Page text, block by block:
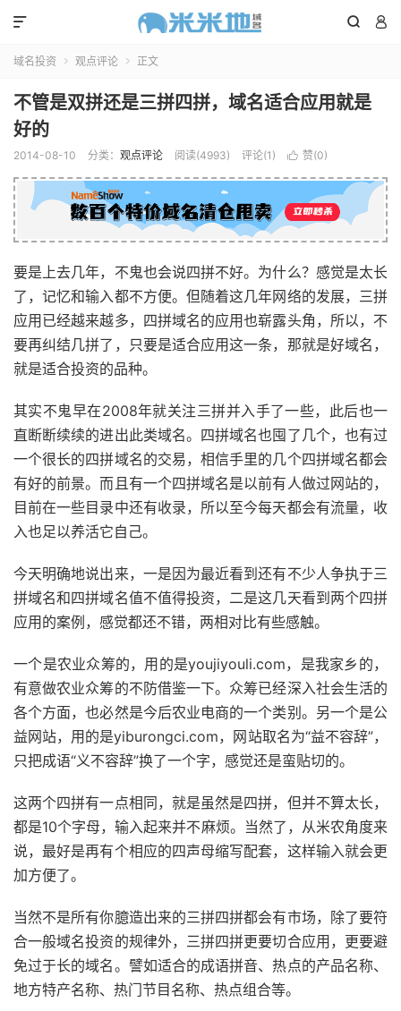
 

域名投资  观点评论  正文
不管是双拼还是三拼四拼，域名适合应用就是
好的
2014-08-10 分类： 观点评论 阅读(4993) 评论(1)  赞(0)
要是上去几年，不鬼也会说四拼不好。为什么？感觉是太长
了，记忆和输入都不方便。但随着这几年网络的发展，三拼
应用已经越来越多，四拼域名的应用也崭露头角，所以，不
要再纠结几拼了，只要是适合应用这一条，那就是好域名，
就是适合投资的品种。
其实不鬼早在2008年就关注三拼并入手了一些，此后也一
直断断续续的进出此类域名。四拼域名也囤了几个，也有过
一个很长的四拼域名的交易，相信手里的几个四拼域名都会
有好的前景。而且有一个四拼域名是以前有人做过网站的，
目前在一些目录中还有收录，所以至今每天都会有流量，收
入也足以养活它自己。
今天明确地说出来，一是因为最近看到还有不少人争执于三
拼域名和四拼域名值不值得投资，二是这几天看到两个四拼
应用的案例，感觉都还不错，两相对比有些感触。
一个是农业众筹的，用的是youjiyouli.com，是我家乡的，
有意做农业众筹的不防借鉴一下。众筹已经深入社会生活的
各个方面，也必然是今后农业电商的一个类别。另一个是公
益网站，用的是yiburongci.com，网站取名为“益不容辞”，
只把成语“义不容辞”换了一个字，感觉还是蛮贴切的。
这两个四拼有一点相同，就是虽然是四拼，但并不算太长，
都是10个字母，输入起来并不麻烦。当然了，从米农角度来
说，最好是再有个相应的四声母缩写配套，这样输入就会更
加方便了。
当然不是所有你臆造出来的三拼四拼都会有市场，除了要符
合一般域名投资的规律外，三拼四拼更要切合应用，更要避
免过于长的域名。譬如适合的成语拼音、热点的产品名称、
地方特产名称、热门节目名称、热点组合等。